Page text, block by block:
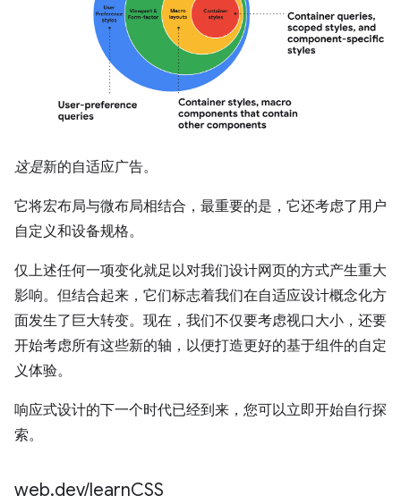
这是新的自适应广告。
它将宏布局与微布局相结合，最重要的是，它还考虑了用户
自定义和设备规格。
仅上述任何一项变化就足以对我们设计网页的方式产生重大
影响。但结合起来，它们标志着我们在自适应设计概念化方
面发生了巨大转变。现在，我们不仅要考虑视口大小，还要
开始考虑所有这些新的轴，以便打造更好的基于组件的自定
义体验。
响应式设计的下一个时代已经到来，您可以立即开始自行探
索。
web.dev/learnCSS